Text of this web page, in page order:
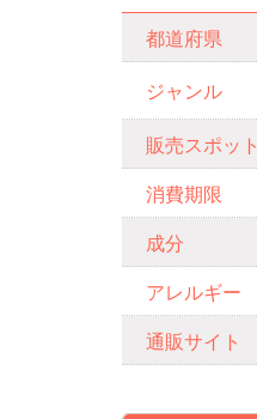
都道府県
ジャンル
販売スポット
消費期限
成分
アレルギー
通販サイト